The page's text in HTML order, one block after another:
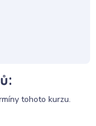
tohoto kurzu.